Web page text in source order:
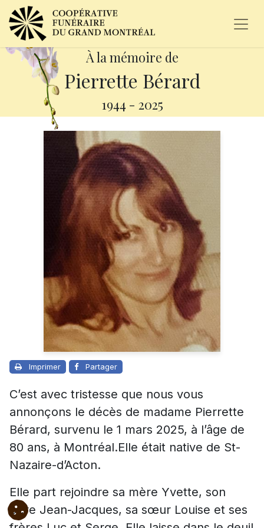
À la mémoire de
Pierrette Bérard
1944 - 2025
Imprimer Partager
C’est avec tristesse que nous vous
annonçons le décès de madame Pierrette
Bérard, survenu le 1 mars 2025, à l’âge de
80 ans, à Montréal.Elle était native de St-
Nazaire-d’Acton.
Elle part rejoindre sa mère Yvette, son
père Jean-Jacques, sa sœur Louise et ses